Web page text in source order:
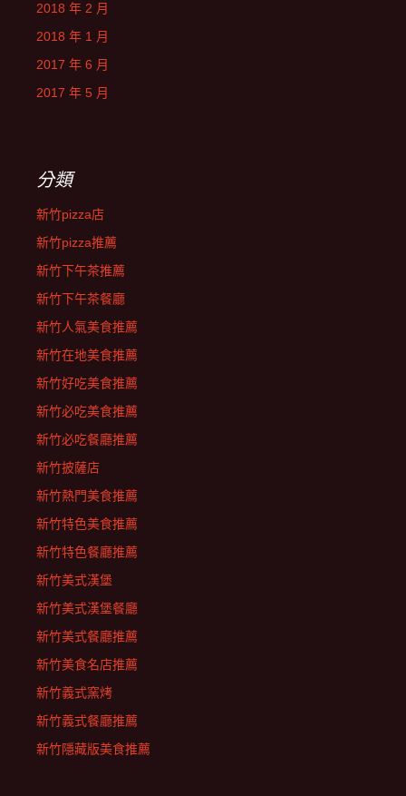
2018 年 2 月
2018 年 1 月
2017 年 6 月
2017 年 5 月
分類
新竹pizza店
新竹pizza推薦
新竹下午茶推薦
新竹下午茶餐廳
新竹人氣美食推薦
新竹在地美食推薦
新竹好吃美食推薦
新竹必吃美食推薦
新竹必吃餐廳推薦
新竹披薩店
新竹熱門美食推薦
新竹特色美食推薦
新竹特色餐廳推薦
新竹美式漢堡
新竹美式漢堡餐廳
新竹美式餐廳推薦
新竹美食名店推薦
新竹義式窯烤
新竹義式餐廳推薦
新竹隱藏版美食推薦